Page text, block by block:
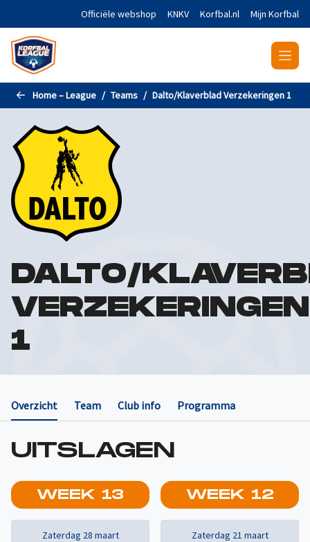
Naar de hoofdinhoud gaanOfficiële webshop KNKV Korfbal.nl Mijn Korfbal
Home – League Teams Dalto/Klaverblad Verzekeringen 1
DALTO/
VERZEKERINGEN
1
Overzicht Team Club info Programma
UITSLAGEN
WEEK 13
Zaterdag 28 maart
WEEK 12
Zaterdag 21 maart